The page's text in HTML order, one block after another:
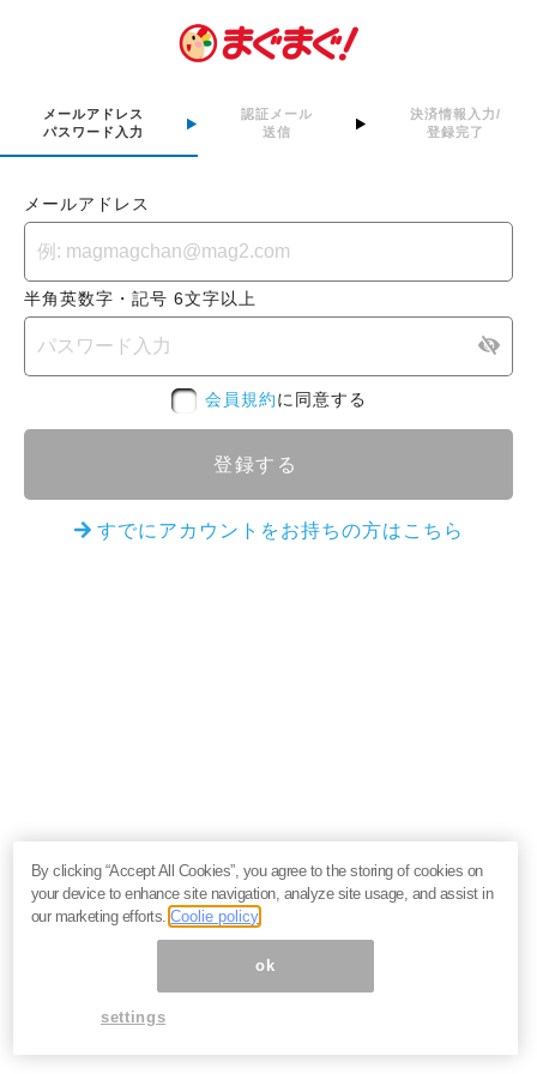
メールアドレス
パスワード入力
認証メール
送信
決済情報入力/
登録完了
メールアドレス
半角英数字・記号 6文字以上
会員規約に同意する
登録する
すでにアカウントをお持ちの方はこちら
By clicking “Accept All Cookies”, you agree to the storing of cookies on
your device to enhance site navigation, analyze site usage, and assist in
our marketing efforts.Coolie policy
ok
settings